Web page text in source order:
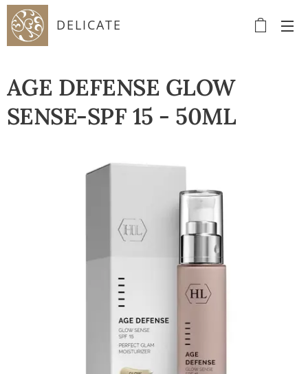
DELICATE
AGE DEFENSE GLOW
SENSE-SPF 15 - 50ML